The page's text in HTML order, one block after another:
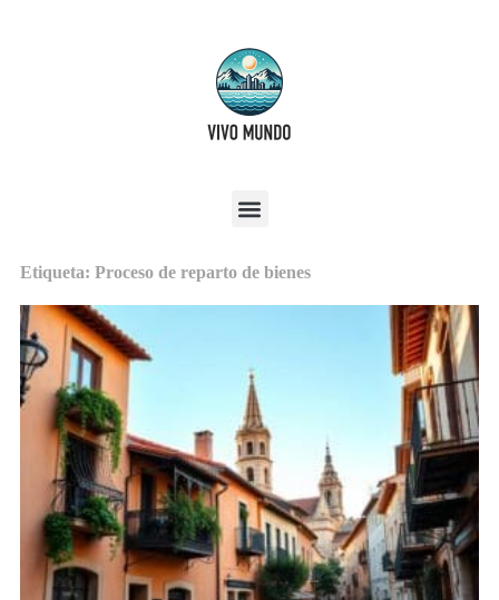
Etiqueta: Proceso de reparto de bienes